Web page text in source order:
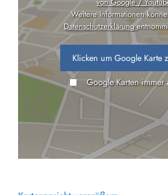
Weitere Informationen
Datenschutzerklärung
Klicken um Google Karte
Google Karten immer